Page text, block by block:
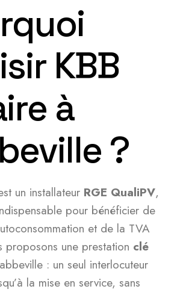
KBB
à
?
un installateur RGE QualiPV,
pour bénéficier de
et de la TVA
proposons une prestation clé
: un seul interlocuteur
la mise en service, sans